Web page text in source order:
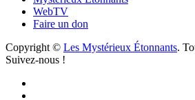
WebTV
Faire un don
Copyright © Les Mystérieux Étonnants.
Suivez-nous !